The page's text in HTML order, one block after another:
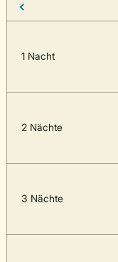
1 Nacht
2 Nächte
3 Nächte